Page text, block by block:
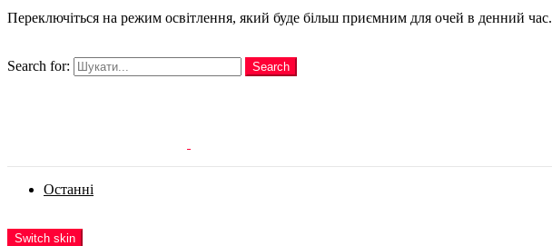
Переключіться на режим освітлення, який буде більш приємним для очей в денний час.
Search for:
Search
Останні
Switch skin